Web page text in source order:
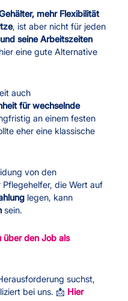
mehr Flexibilität
, ist aber nicht für jeden
seine Arbeitszeiten
eine gute Alternative
auch
für wechselnde
an einem festen
eher eine klassische
von den
die Wert auf
legen, kann
sein.
über den Job als
suchst,
bei uns. 📩 Hier